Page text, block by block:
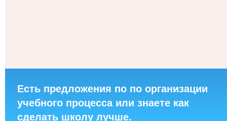
Есть предложения по по организации
учебного процесса или знаете как
сделать школу лучше.